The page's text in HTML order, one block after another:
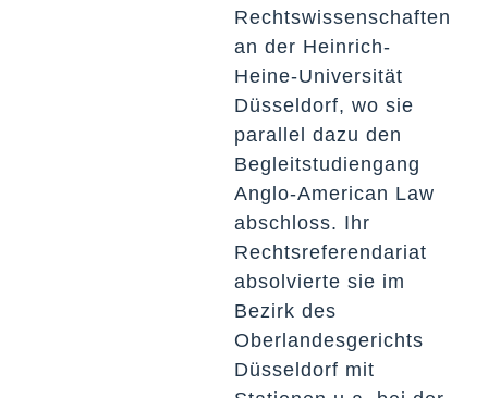
Rechtswissenschaften
an der Heinrich-
Heine-Universität
Düsseldorf, wo sie
parallel dazu den
Begleitstudiengang
Anglo-American Law
abschloss. Ihr
Rechtsreferendariat
absolvierte sie im
Bezirk des
Oberlandesgerichts
Düsseldorf mit